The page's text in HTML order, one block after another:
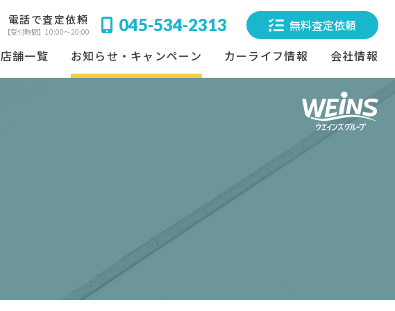
電話で査定依頼
【受付時間】10:00〜20:00 045-534-2313
無料査定依頼
店舗一覧 お知らせ・キャンペーン カーライフ情報 会社情報